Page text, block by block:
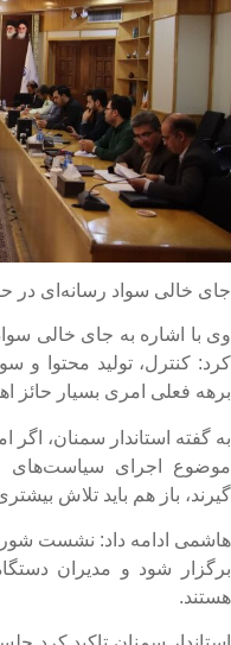
خالی سواد رسانه‌ای در
با اشاره به جای خالی
کنترل، تولید محتوا و
فعلی امری بسیار حائز
گفته استاندار سمنان، اگر
اجرای سیاست‌های
باز هم باید تلاش
ادامه داد: نشست
شود و مدیران